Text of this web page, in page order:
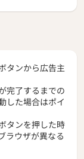
タンから広告主
完了するまでの
した場合はポイ
タンを押した時
ラウザが異なる